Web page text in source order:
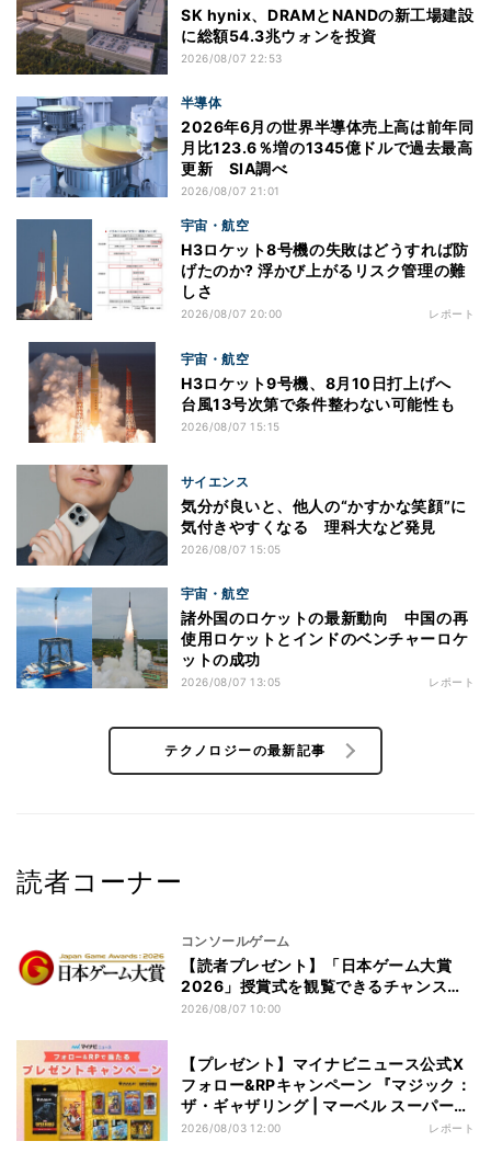
SK hynix、DRAMとNANDの新工場建設
に総額54.3兆ウォンを投資
2026/08/07 22:53
半導体
2026年6月の世界半導体売上高は前年同
月比123.6％増の1345億ドルで過去最高
更新 SIA調べ
2026/08/07 21:01
宇宙・航空
H3ロケット8号機の失敗はどうすれば防
げたのか? 浮かび上がるリスク管理の難
しさ
2026/08/07 20:00 レポート
宇宙・航空
H3ロケット9号機、8月10日打上げへ
台風13号次第で条件整わない可能性も
2026/08/07 15:15
サイエンス
気分が良いと、他人の“かすかな笑顔”に
気付きやすくなる 理科大など発見
2026/08/07 15:05
宇宙・航空
諸外国のロケットの最新動向 中国の再
使用ロケットとインドのベンチャーロケ
ットの成功
2026/08/07 13:05 レポート
テクノロジーの最新記事
読者コーナー
コンソールゲーム
【読者プレゼント】「日本ゲーム大賞
2026」授賞式を観覧できるチャンス！
最大7組14名様
2026/08/07 10:00
【プレゼント】マイナビニュース公式X
フォロー&RPキャンペーン 『マジック：
ザ・ギャザリング | マーベル スーパー・
ヒーローズ』フィギュア【3名様】
2026/08/03 12:00 レポート